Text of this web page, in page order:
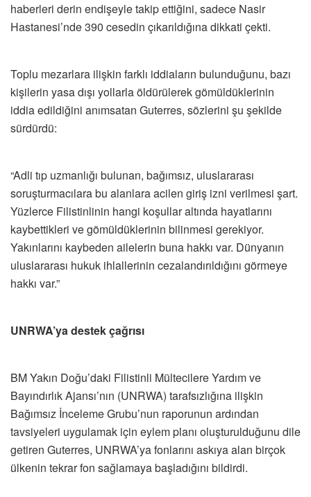
haberleri derin endişeyle takip ettiğini, sadece Nasir
Hastanesi’nde 390 cesedin çıkarıldığına dikkati çekti.
Toplu mezarlara ilişkin farklı iddiaların bulunduğunu, bazı
kişilerin yasa dışı yollarla öldürülerek gömüldüklerinin
iddia edildiğini anımsatan Guterres, sözlerini şu şekilde
sürdürdü:
“Adli tıp uzmanlığı bulunan, bağımsız, uluslararası
soruşturmacılara bu alanlara acilen giriş izni verilmesi şart.
Yüzlerce Filistinlinin hangi koşullar altında hayatlarını
kaybettikleri ve gömüldüklerinin bilinmesi gerekiyor.
Yakınlarını kaybeden ailelerin buna hakkı var. Dünyanın
uluslararası hukuk ihlallerinin cezalandırıldığını görmeye
hakkı var.”
UNRWA’ya destek çağrısı
BM Yakın Doğu’daki Filistinli Mültecilere Yardım ve
Bayındırlık Ajansı’nın (UNRWA) tarafsızlığına ilişkin
Bağımsız İnceleme Grubu’nun raporunun ardından
tavsiyeleri uygulamak için eylem planı oluşturulduğunu dile
getiren Guterres, UNRWA’ya fonlarını askıya alan birçok
ülkenin tekrar fon sağlamaya başladığını bildirdi.